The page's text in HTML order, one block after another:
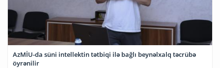
AzMİU-da süni intellektin tətbiqi ilə bağlı beynəlxalq təcrübə
öyrənilir